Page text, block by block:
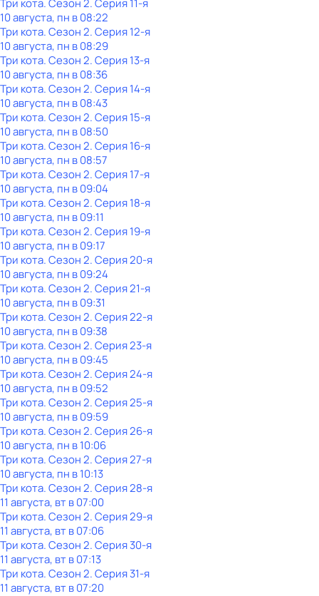
Три кота. Сезон 2. Серия 11-я
10 августа, пн в 08:22
Три кота. Сезон 2. Серия 12-я
10 августа, пн в 08:29
Три кота. Сезон 2. Серия 13-я
10 августа, пн в 08:36
Три кота. Сезон 2. Серия 14-я
10 августа, пн в 08:43
Три кота. Сезон 2. Серия 15-я
10 августа, пн в 08:50
Три кота. Сезон 2. Серия 16-я
10 августа, пн в 08:57
Три кота. Сезон 2. Серия 17-я
10 августа, пн в 09:04
Три кота. Сезон 2. Серия 18-я
10 августа, пн в 09:11
Три кота. Сезон 2. Серия 19-я
10 августа, пн в 09:17
Три кота. Сезон 2. Серия 20-я
10 августа, пн в 09:24
Три кота. Сезон 2. Серия 21-я
10 августа, пн в 09:31
Три кота. Сезон 2. Серия 22-я
10 августа, пн в 09:38
Три кота. Сезон 2. Серия 23-я
10 августа, пн в 09:45
Три кота. Сезон 2. Серия 24-я
10 августа, пн в 09:52
Три кота. Сезон 2. Серия 25-я
10 августа, пн в 09:59
Три кота. Сезон 2. Серия 26-я
10 августа, пн в 10:06
Три кота. Сезон 2. Серия 27-я
10 августа, пн в 10:13
Три кота. Сезон 2. Серия 28-я
11 августа, вт в 07:00
Три кота. Сезон 2. Серия 29-я
11 августа, вт в 07:06
Три кота. Сезон 2. Серия 30-я
11 августа, вт в 07:13
Три кота. Сезон 2. Серия 31-я
11 августа, вт в 07:20